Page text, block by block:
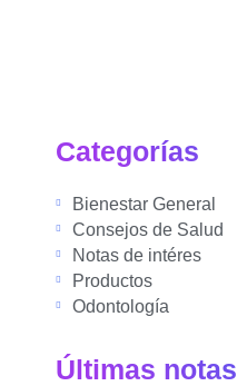
Categorías
Bienestar General
Consejos de Salud
Notas de intéres
Productos
Odontología
Últimas notas